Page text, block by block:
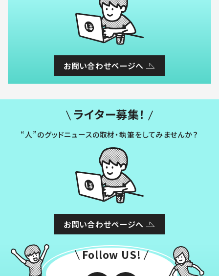
お問い合わせページへ
ライター募集！
“人”のグッドニュースの取材・執筆をしてみませんか？
お問い合わせページへ
Follow US!